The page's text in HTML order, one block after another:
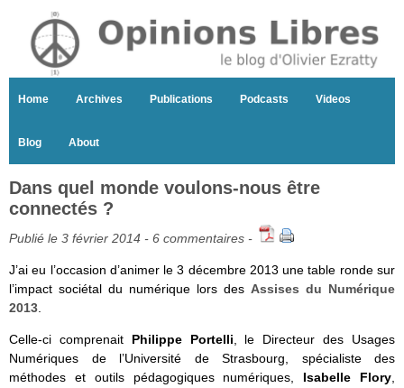
Home Archives Publications Podcasts Videos
Blog About
Dans quel monde voulons-nous être
connectés ?
Publié le 3 février 2014 - 6 commentaires -
J’ai eu l’occasion d’animer le 3 décembre 2013 une table ronde sur
l’impact sociétal du numérique lors des Assises du Numérique
2013
Celle-ci comprenait Philippe Portelli , le Directeur des Usages
Numériques de l’Université de Strasbourg, spécialiste des
méthodes et outils pédagogiques numériques, Isabelle Flory